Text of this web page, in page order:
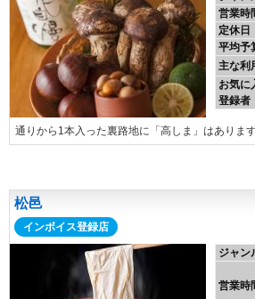
営業時
定休日
平均予
主な利
お気に
登録者
通りから1本入った裏路地に「高しま」はありま
松邑
インボイス登録店
ジャン
営業時